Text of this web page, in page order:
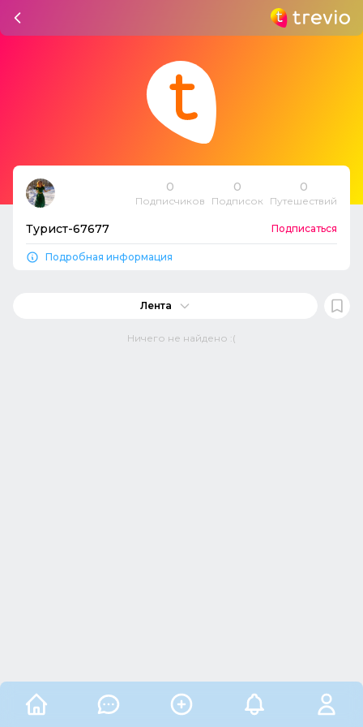
0
Подписчиков
0
Подписок
0
Путешествий
Турист-67677 Подписаться
Подробная информация
Лента
Ничего не найдено :(